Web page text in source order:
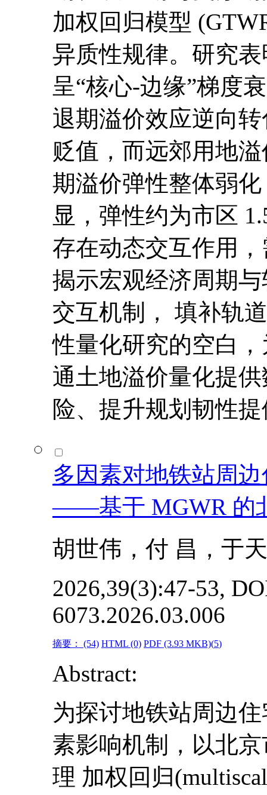
加权回归模型
异质性规律。研究
呈“核心-边缘”梯度
退期溢价效应逆向
贬值，而远郊用地
期溢价弹性整体弱
显，弹性约为市区
存在动态交互作用
揭示宏观经济周期
交互机制， 填补轨
性量化研究的空白
通土地溢价量化提
险、提升规划韧性
多因素对地铁站周
——基于 MGWR 的
胡世伟，付 昌，于
2026,39(3):47-53,
6073.2026.03.006
摘要： (54) HTML (0) PDF (3.93 MKB)(5)
Abstract:
为探讨地铁站周边
素影响机制，以北
理 加权回归